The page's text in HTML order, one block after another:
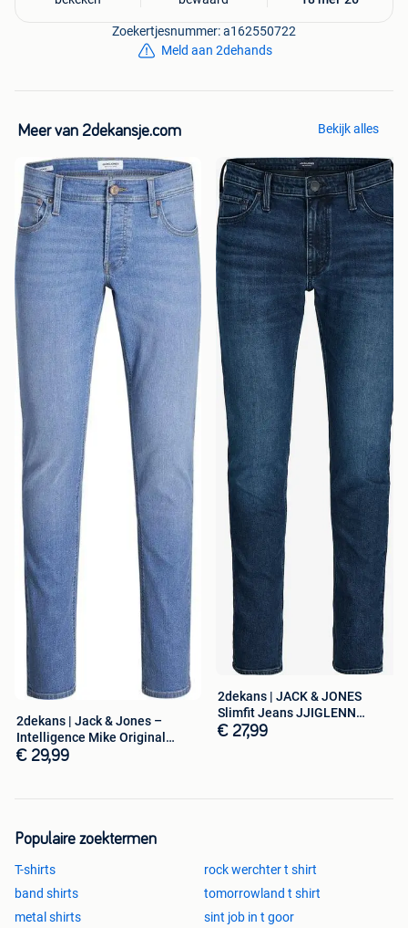
Dit shirt is vervaardigd in een strijkvrije kwaliteit, oftewel
NON Iron. Na het wassen hoeft dit overhemd niet of
Aanvullende kenmerken:
• Borstzak: Nee
• Pasvorm: Iets ruim (licht getailleerd)
• Materiaal: 100% katoen
• Weving: Twill
• Dessin: Effen
• Verstelbare manchetten: Ja
• Geschikt voor manchetknopen: Nee
• Wasinstructies: 40 graden machinewas, geen bleekmiddel
gebruiken, drogen in de droger op lage temperatuur, warm
strijken.
Is dit toch niet helemaal wat je zoekt? Dan kan je alles van
het merk
Seidensticker op onze website vinden.
Zoekertjesnummer: a162550722
Meld aan 2dehands
Meer van 2dekansje.com Bekijk alles
2dekans | Jack & Jones –
Intelligence Mike Original
Jeans –
€ 29,99
2dekans | JACK & JONES
Slimfit Jeans JJIGLENN
JJEVAN Blauw
€ 27,99
Populaire zoektermen
T-shirts
rock werchter t shirt
band shirts
tomorrowland t shirt
metal shirts
sint job in t goor